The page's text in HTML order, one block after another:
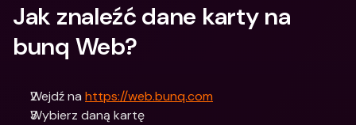
Jak znaleźć dane karty na
bunq Web?
Wejdź na https://web.bunq.com
Wybierz daną kartę